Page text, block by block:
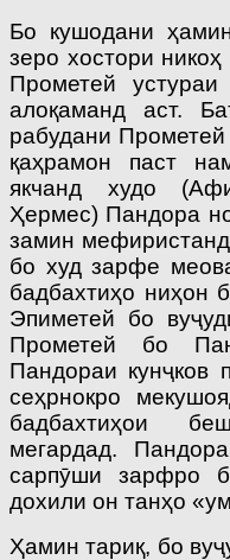
Бо кушодани
зеро хостори
Прометей
алоқаманд аст.
рабудани
қаҳрамон паст
якчанд худо
Ҳермес) Пандора
замин
бо худ зарфе
бадбахтиҳо ниҳон
Эпиметей бо
Прометей бо
Пандораи кунҷков
сеҳрнокро
бадбахтиҳои
мегардад.
сарпӯши зарфро
дохили он танҳо
Ҳамин тариқ, бо